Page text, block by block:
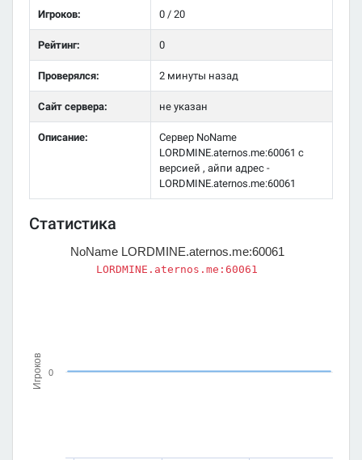
Игроков: 0 / 20
Рейтинг: 0
Проверялся: 2 минуты назад
Сайт сервера: не указан
Описание:
Сервер NoName
LORDMINE.aternos.me:60061 с
версией , айпи адрес -
LORDMINE.aternos.me:60061
Статистика
Игроков
NoName LORDMINE.aternos.me:60061
LORDMINE.aternos.me:60061
0